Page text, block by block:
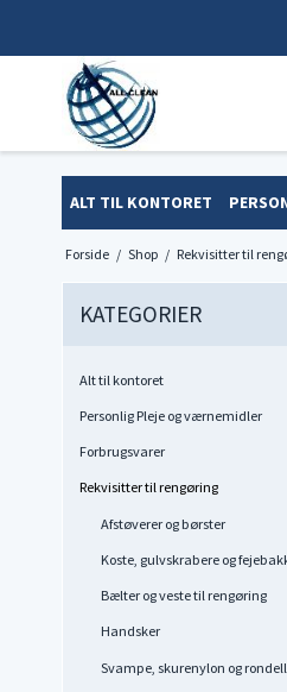
ALT TIL KONTORET
Forside / Shop / Rekvisitter til
KATEGORIER
Alt til kontoret
Personlig Pleje og værnemidler
Forbrugsvarer
Rekvisitter til rengøring
Afstøverer og børster
Koste, gulvskrabere og
Bælter og veste til rengøring
Handsker
Svampe, skurenylon og